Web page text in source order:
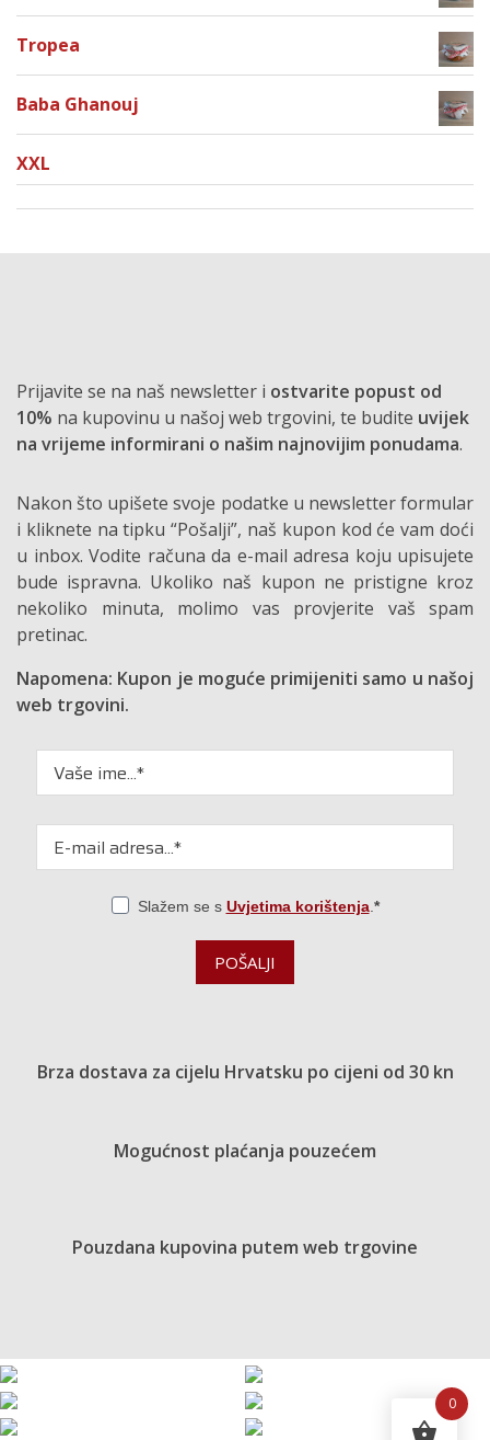
Tropea
Baba Ghanouj
XXL
Prijavite se na naš newsletter i ostvarite popust od
10% na kupovinu u našoj web trgovini, te budite uvijek
na vrijeme informirani o našim najnovijim ponudama.
Nakon što upišete svoje podatke u newsletter formular
i kliknete na tipku “Pošalji”, naš kupon kod će vam doći
u inbox. Vodite računa da e-mail adresa koju upisujete
bude ispravna. Ukoliko naš kupon ne pristigne kroz
nekoliko minuta, molimo vas provjerite vaš spam
pretinac.
Napomena: Kupon je moguće primijeniti samo u našoj
web trgovini.
Slažem se s Uvjetima korištenja.
POŠALJI
Brza dostava za cijelu Hrvatsku po cijeni od 30 kn
Mogućnost plaćanja pouzećem
Pouzdana kupovina putem web trgovine
0